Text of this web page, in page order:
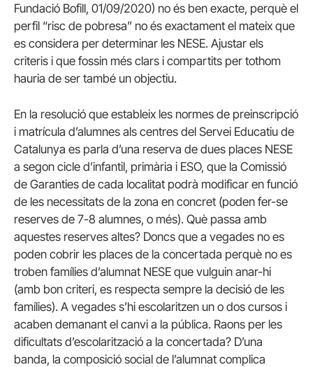
Fundació Bofill, 01/09/2020) no és ben exacte, perquè el
perfil “risc de pobresa” no és exactament el mateix que
es considera per determinar les NESE. Ajustar els
criteris i que fossin més clars i compartits per tothom
hauria de ser també un objectiu.
En la resolució que estableix les normes de preinscripció
i matrícula d’alumnes als centres del Servei Educatiu de
Catalunya es parla d’una reserva de dues places NESE
a segon cicle d’infantil, primària i ESO, que la Comissió
de Garanties de cada localitat podrà modificar en funció
de les necessitats de la zona en concret (poden fer-se
reserves de 7-8 alumnes, o més). Què passa amb
aquestes reserves altes? Doncs que a vegades no es
poden cobrir les places de la concertada perquè no es
troben famílies d’alumnat NESE que vulguin anar-hi
(amb bon criteri, es respecta sempre la decisió de les
famílies). A vegades s’hi escolaritzen un o dos cursos i
acaben demanant el canvi a la pública. Raons per les
dificultats d’escolarització a la concertada? D’una
banda, la composició social de l’alumnat complica